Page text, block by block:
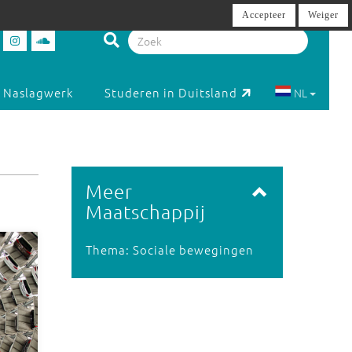
Naslagwerk Studeren in Duitsland NL
Meer
Maatschappij
Thema: Sociale bewegingen
Accepteer Weiger